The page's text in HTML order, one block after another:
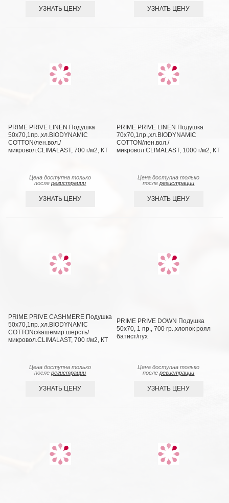
УЗНАТЬ ЦЕНУ УЗНАТЬ ЦЕНУ
PRIME PRIVE LINEN Подушка
50х70,1пр.,хл.BIODYNAMIC
COTTON/лен.вол./
микровол.CLIMALAST, 700 г/м2, КТ
Цена доступна только
послерегистрации
УЗНАТЬ ЦЕНУ
PRIME PRIVE LINEN Подушка
70х70,1пр.,хл.BIODYNAMIC
COTTON/лен.вол./
микровол.CLIMALAST, 1000 г/м2, КТ
Цена доступна только
послерегистрации
УЗНАТЬ ЦЕНУ
PRIME PRIVE CASHMERE Подушка
50х70,1пр.,хл.BIODYNAMIC
COTTONc/кашемир.шерсть/
микровол.CLIMALAST, 700 г/м2, КТ
Цена доступна только
послерегистрации
УЗНАТЬ ЦЕНУ
PRIME PRIVE DOWN Подушка
50х70, 1 пр., 700 гр.,хлопок роял
батист/пух
Цена доступна только
послерегистрации
УЗНАТЬ ЦЕНУ